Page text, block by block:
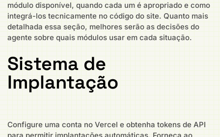
módulo disponível, quando cada um é apropriado e como
integrá-los tecnicamente no código do site. Quanto mais
detalhada essa seção, melhores serão as decisões do
agente sobre quais módulos usar em cada situação.
Sistema de
Implantação
Configure uma conta no Vercel e obtenha tokens de API
para permitir implantações automáticas. Forneça ao